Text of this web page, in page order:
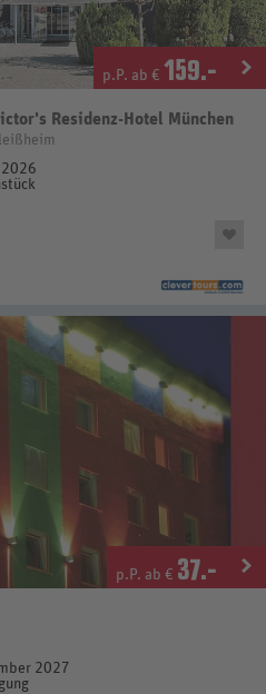
p.P. ab € 159.-
Residenz-Hotel München
2026
p.P. ab € 37.-
2027